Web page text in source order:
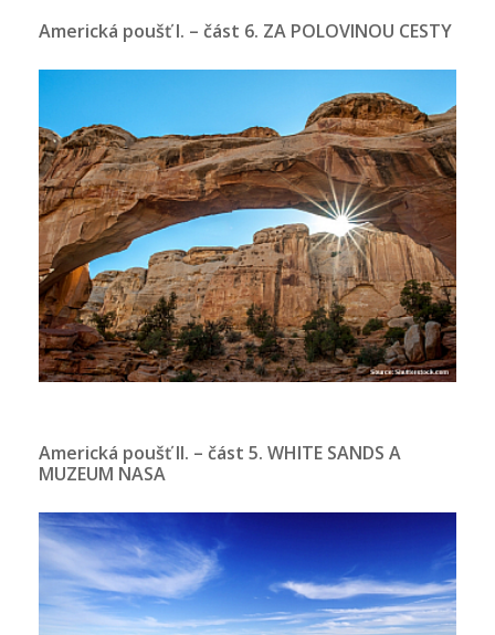
Americká poušť I. – část 6. ZA POLOVINOU CESTY
Americká poušť II. – část 5. WHITE SANDS A
MUZEUM NASA